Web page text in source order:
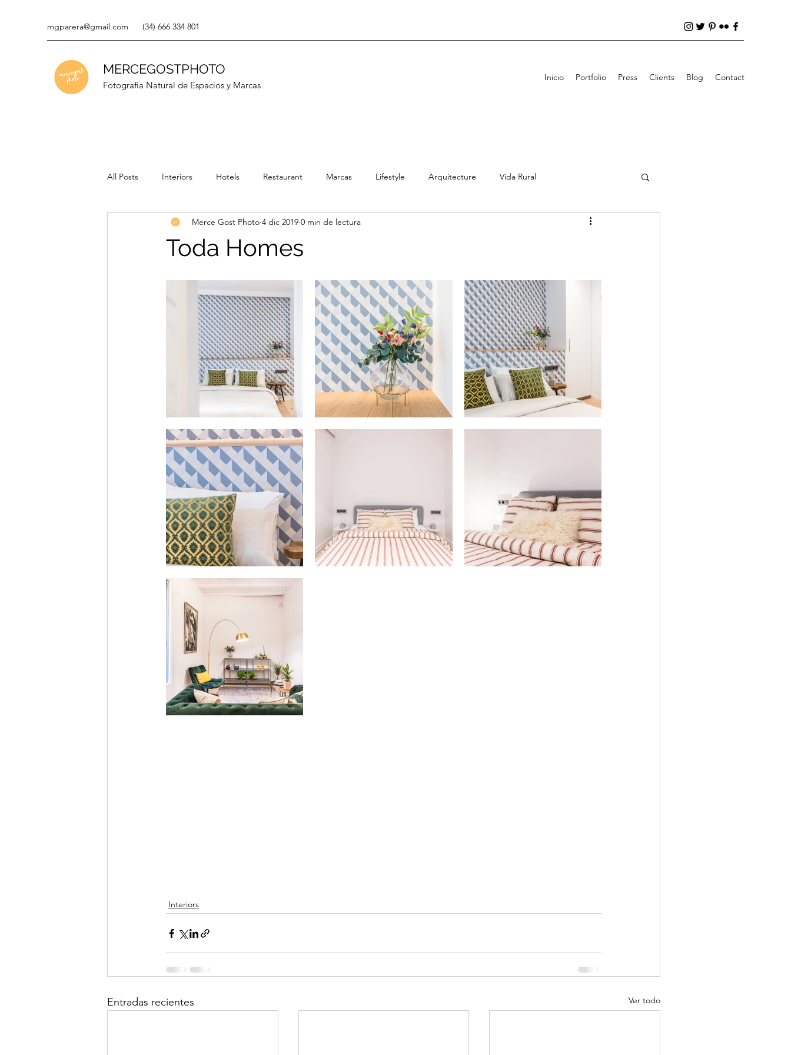
mgparera@gmail.com (34) 666 334 801
MERCEGOSTPHOTO
Fotografia Natural de Espacios y Marcas
Inicio Portfolio Press Clients Blog Contact
All Posts Interiors Hotels Restaurant Marcas Lifestyle Arquitecture Vida Rural
Toda Homes
Merce Gost Photo 4 dic 2019 0 min de lectura
Interiors
Entradas recientes Ver todo